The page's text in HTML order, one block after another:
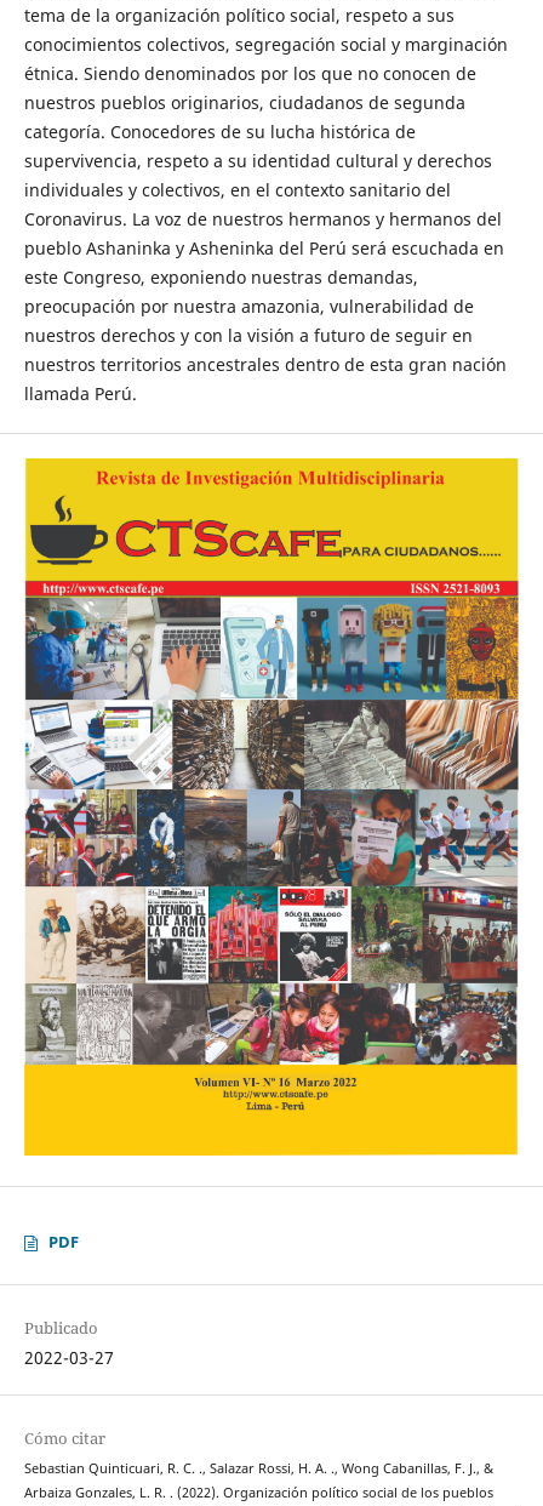
tema de la organización político social, respeto a sus
conocimientos colectivos, segregación social y marginación
étnica. Siendo denominados por los que no conocen de
nuestros pueblos originarios, ciudadanos de segunda
categoría. Conocedores de su lucha histórica de
supervivencia, respeto a su identidad cultural y derechos
individuales y colectivos, en el contexto sanitario del
Coronavirus. La voz de nuestros hermanos y hermanos del
pueblo Ashaninka y Asheninka del Perú será escuchada en
este Congreso, exponiendo nuestras demandas,
preocupación por nuestra amazonia, vulnerabilidad de
nuestros derechos y con la visión a futuro de seguir en
nuestros territorios ancestrales dentro de esta gran nación
llamada Perú.
PDF
Publicado
2022-03-27
Cómo citar
Sebastian Quinticuari, R. C. ., Salazar Rossi, H. A. ., Wong Cabanillas, F. J., &
Arbaiza Gonzales, L. R. . (2022). Organización político social de los pueblos